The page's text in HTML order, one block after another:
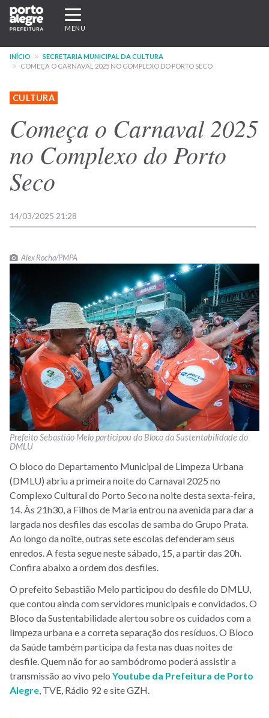
Pular
para
conteúdo
principal
Expandir/recolher
navegação
MENU
INÍCIO
SECRETARIA MUNICIPAL DA CULTURA
COMEÇA O CARNAVAL 2025 NO COMPLEXO DO PORTO SECO
CULTURA
Começa o Carnaval 2025
no Complexo do Porto
Seco
14/03/2025 21:28
Alex Rocha/PMPA
Prefeito Sebastião Melo participou do Bloco da Sustentabilidade do
DMLU
O bloco do Departamento Municipal de Limpeza Urbana
(DMLU) abriu a primeira noite do Carnaval 2025 no
Complexo Cultural do Porto Seco na noite desta sexta-feira,
14. Às 21h30, a Filhos de Maria entrou na avenida para dar a
largada nos desfiles das escolas de samba do Grupo Prata.
Ao longo da noite, outras sete escolas defenderam seus
enredos. A festa segue neste sábado, 15, a partir das 20h.
Confira abaixo a ordem dos desfiles.
O prefeito Sebastião Melo participou do desfile do DMLU,
que contou ainda com servidores municipais e convidados. O
Bloco da Sustentabilidade alertou sobre os cuidados com a
limpeza urbana e a correta separação dos resíduos. O Bloco
da Saúde também participa da festa nas duas noites de
desfile.Quem não for ao sambódromo poderá assistir a
transmissão ao vivo pelo Youtube da Prefeitura de Porto
Alegre, TVE, Rádio 92 e site GZH.